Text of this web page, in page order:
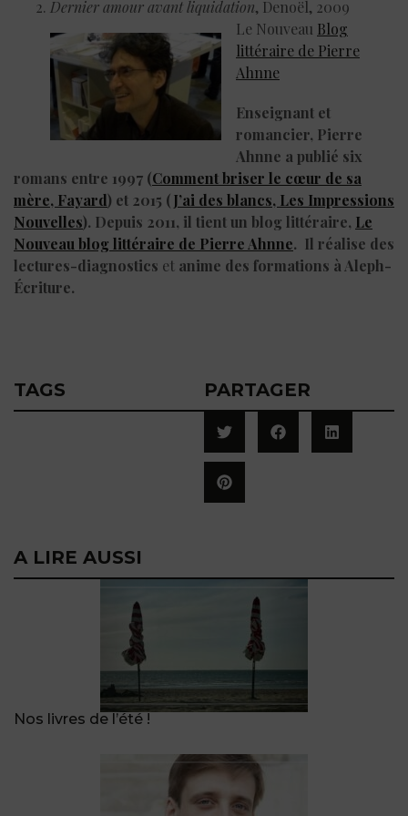
Dernier amour avant liquidation, Denoël, 2009
Le Nouveau Blog
littéraire de Pierre
Ahnne
Enseignant et
romancier, Pierre
Ahnne a publié six
romans entre 1997 (Comment briser le cœur de sa
mère, Fayard) et 2015 (J’ai des blancs, Les Impressions
Nouvelles). Depuis 2011, il tient un blog littéraire, Le
Nouveau blog littéraire de Pierre Ahnne. Il réalise des
lectures-diagnostics et anime des formations à Aleph-
Écriture.
TAGS PARTAGER
A LIRE AUSSI
Nos livres de l’été !